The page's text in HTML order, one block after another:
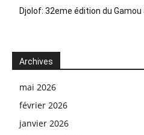
Djolof: 32eme édition du
Archives
mai 2026
février 2026
janvier 2026